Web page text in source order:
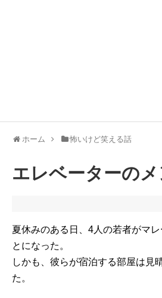
ホーム 怖いけど笑える話
エレベーターの
夏休みのある日、4人の若者がマ
とになった。
しかも、彼らが宿泊する部屋は見
た。